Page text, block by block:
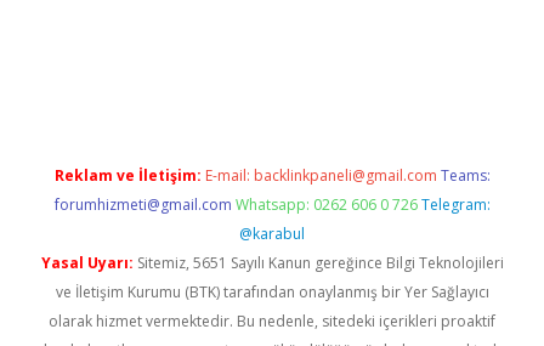
Reklam ve İletişim: E-mail: backlinkpaneli@gmail.com Teams:
forumhizmeti@gmail.com Whatsapp: 0262 606 0 726 Telegram:
@karabul
Yasal Uyarı: Sitemiz, 5651 Sayılı Kanun gereğince Bilgi Teknolojileri
ve İletişim Kurumu (BTK) tarafından onaylanmış bir Yer Sağlayıcı
olarak hizmet vermektedir. Bu nedenle, sitedeki içerikleri proaktif